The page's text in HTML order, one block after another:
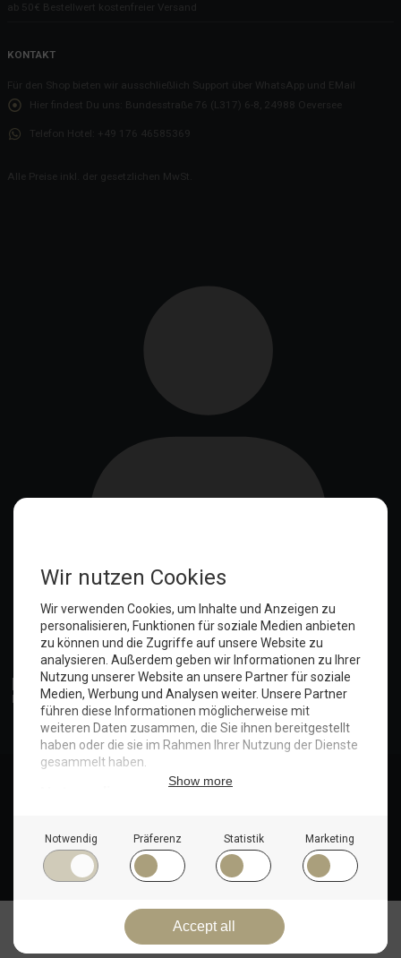
ab 50€ Bestellwert kostenfreier Versand
KONTAKT
Für den Shop bieten wir ausschließlich Support über WhatsApp und EMail
Hier findest Du uns:
Bundesstraße 76 (L317) 6-8, 24988 Oeversee
Telefon Hotel: +49 176 46585369
Alle Preise inkl. der gesetzlichen MwSt.
Anmelden
Vertrag widerrufen